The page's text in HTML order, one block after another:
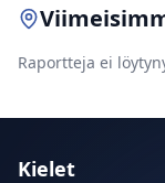
Raportteja ei
Kielet